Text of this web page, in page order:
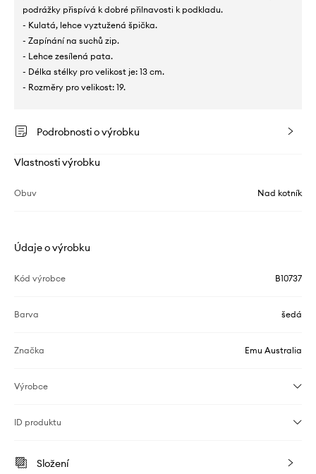
podrážky přispívá k dobré přilnavosti k podkladu.
- Kulatá, lehce vyztužená špička.
- Zapínání na suchů zip.
- Lehce zesílená pata.
- Délka stélky pro velikost je: 13 cm.
- Rozměry pro velikost: 19.
Podrobnosti o výrobku
Vlastnosti výrobku
Obuv Nad kotník
Údaje o výrobku
Kód výrobce B10737
Barva šedá
Značka Emu Australia
Výrobce
ID produktu
Složení